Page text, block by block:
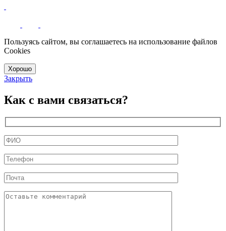
Пользуясь сайтом, вы соглашаетесь на использование файлов
Cookies
Хорошо
Закрыть
Как с вами связаться?